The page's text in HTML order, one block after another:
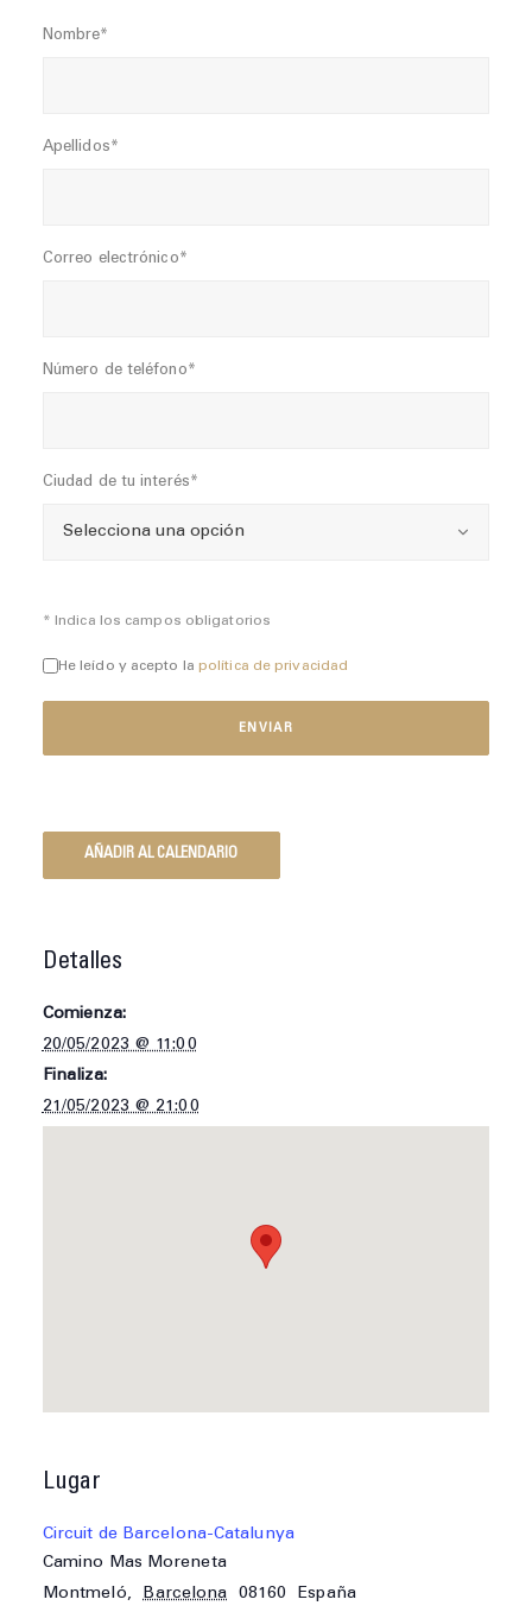
Nombre*
Apellidos*
Correo electrónico*
Número de teléfono*
Ciudad de tu interés*
* Indica los campos obligatorios
He leído y acepto la política de privacidad
AÑADIR AL CALENDARIO
Detalles
Comienza:
20/05/2023 @ 11:00
Finaliza:
21/05/2023 @ 21:00
Lugar
Circuit de Barcelona-Catalunya
Camino Mas Moreneta
Montmeló, Barcelona 08160
España